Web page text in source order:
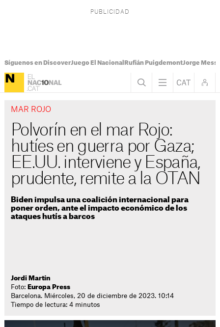
Síguenos en DiscoverJuego El Nacional Rufián PuigdemontJorge Messi
MAR ROJO
Polvorín en el mar Rojo:
hutíes en guerra por Gaza;
EE.UU. interviene y España,
prudente, remite a la OTAN
Biden impulsa una coalición internacional para
poner orden, ante el impacto económico de los
ataques hutís a barcos
Jordi Martín
Foto: Europa Press
Barcelona. Miércoles, 20 de diciembre de 2023. 10:14
Tiempo de lectura: 4 minutos